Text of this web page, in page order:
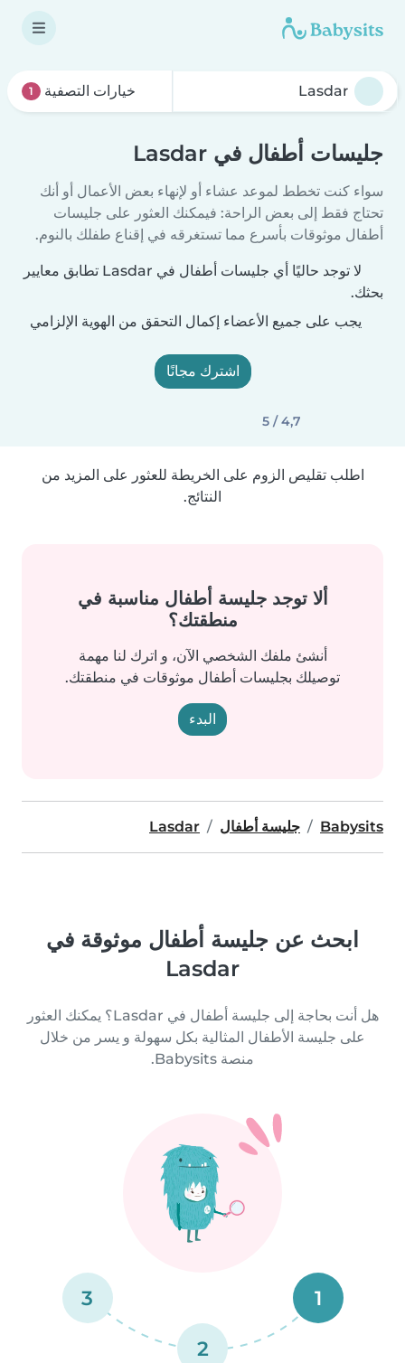
خيارات التصفية 1
جليسات أطفال في Lasdar
سواء كنت تخطط لموعد عشاء أو لإنهاء بعض الأعمال أو أنك
تحتاج فقط إلى بعض الراحة: فيمكنك العثور على جليسات
أطفال موثوقات بأسرع مما تستغرقه في إقناع طفلك بالنوم.
لا توجد حاليًا أي جليسات أطفال في Lasdar تطابق معايير
بحثك.
يجب على جميع الأعضاء إكمال التحقق من الهوية الإلزامي
اشترك مجانًا
4,7 / 5
اطلب تقليص الزوم على الخريطة للعثور على المزيد من
النتائج.
ألا توجد جليسة أطفال مناسبة في
منطقتك؟
أنشئ ملفك الشخصي الآن، و اترك لنا مهمة
توصيلك بجليسات أطفال موثوقات في منطقتك.
البدء
Babysits جليسة أطفال Lasdar
ابحث عن جليسة أطفال موثوقة في
Lasdar
هل أنت بحاجة إلى جليسة أطفال في Lasdar؟ يمكنك العثور
على جليسة الأطفال المثالية بكل سهولة و يسر من خلال
منصة Babysits.
1
2
3